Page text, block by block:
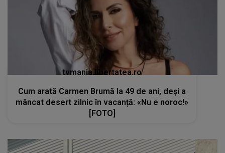
tvmania.libertatea.ro
Cum arată Carmen Brumă la 49 de ani, deși a
mâncat desert zilnic în vacanță: «Nu e noroc!»
[FOTO]